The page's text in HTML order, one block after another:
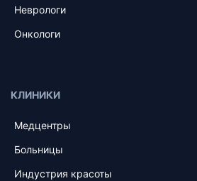
Неврологи
Онкологи
КЛИНИКИ
Медцентры
Больницы
Индустрия красоты